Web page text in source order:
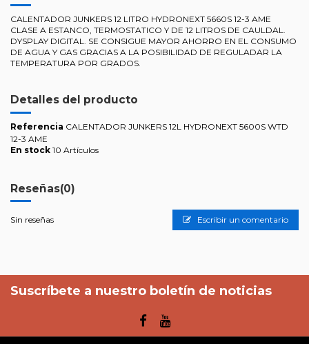
CALENTADOR JUNKERS 12 LITRO HYDRONEXT 5660S 12-3 AME
CLASE A ESTANCO, TERMOSTATICO Y DE 12 LITROS DE CAULDAL.
DYSPLAY DIGITAL. SE CONSIGUE MAYOR AHORRO EN EL CONSUMO
DE AGUA Y GAS GRACIAS A LA POSIBILIDAD DE REGULADAR LA
TEMPERATURA POR GRADOS.
Detalles del producto
Referencia CALENTADOR JUNKERS 12L HYDRONEXT 5600S WTD
12-3 AME
En stock 10 Artículos
Reseñas(0)
Sin reseñas Escribir un comentario
Suscríbete a nuestro boletín de noticias